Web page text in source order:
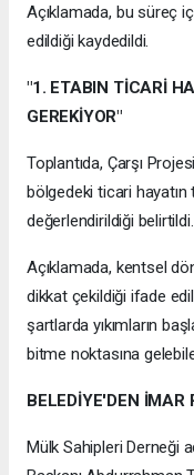
Açıklamada, bu süreç
edildiği kaydedildi.
"1. ETABIN TİCARİ
GEREKİYOR"
Toplantıda, Çarşı
bölgedeki ticari hayatın
değerlendirildiği belirtildi.
Açıklamada, kentsel
dikkat çekildiği ifade
şartlarda yıkımların
bitme noktasına
BELEDİYE'DEN İMAR
Mülk Sahipleri Derneği